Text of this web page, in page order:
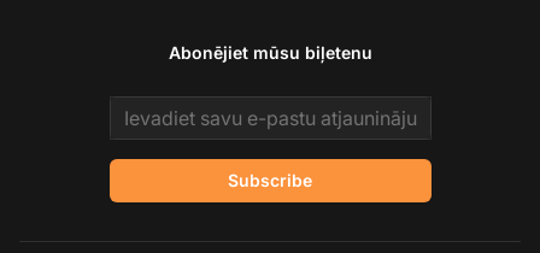
Abonējiet mūsu biļetenu
Email address
Subscribe